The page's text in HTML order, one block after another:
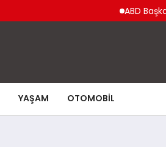
ABD Başkanı
YAŞAM OTOMOBIL